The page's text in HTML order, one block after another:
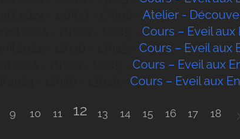
Atelier -
Cours – Eveil aux
Cours – Eveil aux
Cours – Eveil aux
Cours – Eveil aux
9 10 11 12 13 14 15 16 17 18